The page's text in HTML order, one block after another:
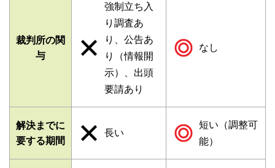
裁判所の関
与
強制立ち入
り調査あ
り、公告あ
り（情報開
示）、出頭
要請あり
なし
解決までに
要する期間
長い
短い（調整可
能）